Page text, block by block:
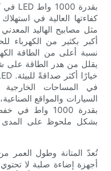
كفاءتها العالية في
مثل مصابيح الهاليد
أكبر بكثير من
يقلل من هدر الطاقة على
في المساحات الخارجية
السيارات والمواقع
بشكل ملحوظ على المدى
تُعدّ المتانة وطول العمر